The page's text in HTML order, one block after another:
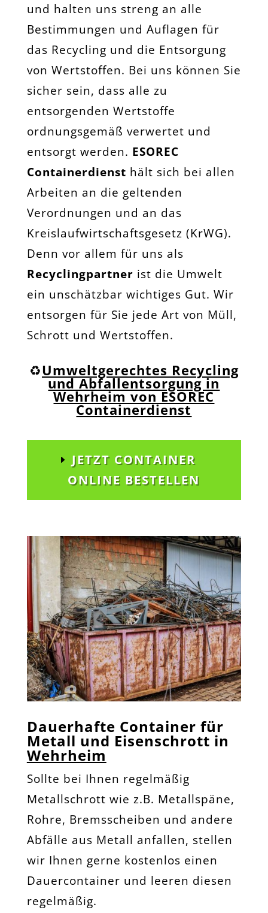
und halten uns streng an alle
Bestimmungen und Auflagen für
das Recycling und die Entsorgung
von Wertstoffen. Bei uns können Sie
sicher sein, dass alle zu
entsorgenden Wertstoffe
ordnungsgemäß verwertet und
entsorgt werden. ESOREC
Containerdienst hält sich bei allen
Arbeiten an die geltenden
Verordnungen und an das
Kreislaufwirtschaftsgesetz (KrWG).
Denn vor allem für uns als
Recyclingpartner ist die Umwelt
ein unschätzbar wichtiges Gut. Wir
entsorgen für Sie jede Art von Müll,
Schrott und Wertstoffen.
♻️Umweltgerechtes Recycling
und Abfallentsorgung in
Wehrheim von ESOREC
Containerdienst
JETZT CONTAINER
ONLINE BESTELLEN
Dauerhafte Container für
Metall und Eisenschrott in
Wehrheim
Sollte bei Ihnen regelmäßig
Metallschrott wie z.B. Metallspäne,
Rohre, Bremsscheiben und andere
Abfälle aus Metall anfallen, stellen
wir Ihnen gerne kostenlos einen
Dauercontainer und leeren diesen
regelmäßig.